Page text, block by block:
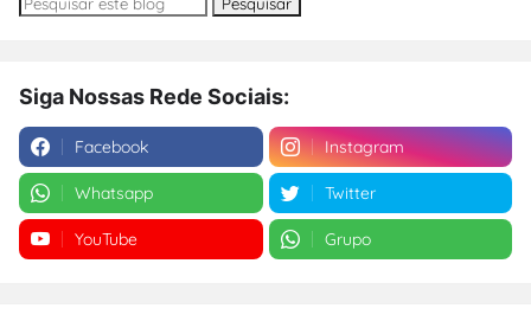
Siga Nossas Rede Sociais:
Facebook Instagram
Whatsapp Twitter
YouTube Grupo